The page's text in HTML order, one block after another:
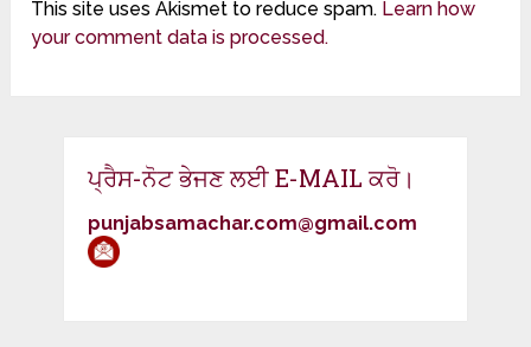
This site uses Akismet to reduce spam. Learn how
your comment data is processed.
ਪ੍ਰੈਸ-ਨੋਟ ਭੇਜਣ ਲਈ E-MAIL ਕਰੋ।
punjabsamachar.com@gmail.com